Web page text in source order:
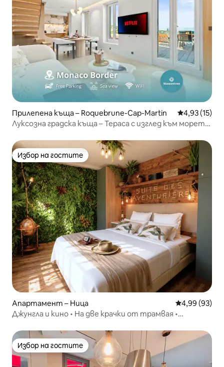
Прилепена къща – Roquebrune-Cap-Martin Средна
4,93 (15)
Луксозна градска къща – Тераса с изглед към морето
Избор на гостите
Избор на гостите
Апартамент – Ница Средна
4,99 (93)
Джунгла и кино • На две крачки от трамвая •
Избор на гостите
Избор на гостите